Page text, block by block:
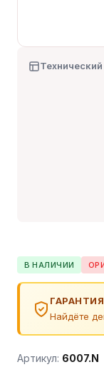
В НАЛИЧИИ
Найдёте
Артикул: 6007.N